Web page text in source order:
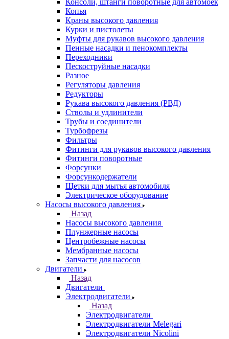
Консоли, штанги поворотные для автомоек
Копья
Краны высокого давления
Курки и пистолеты
Муфты для рукавов высокого давления
Пенные насадки и пенокомплекты
Переходники
Пескоструйные насадки
Разное
Регуляторы давления
Редукторы
Рукава высокого давления (РВД)
Стволы и удлинители
Трубы и соединители
Турбофрезы
Фильтры
Фитинги для рукавов высокого давления
Фитинги поворотные
Форсунки
Форсункодержатели
Щетки для мытья автомобиля
Электрическое оборудование
Насосы высокого давления
Назад
Насосы высокого давления
Плунжерные насосы
Центробежные насосы
Мембранные насосы
Запчасти для насосов
Двигатели
Назад
Двигатели
Электродвигатели
Назад
Электродвигатели
Электродвигатели Melegari
Электродвигатели Nicolini